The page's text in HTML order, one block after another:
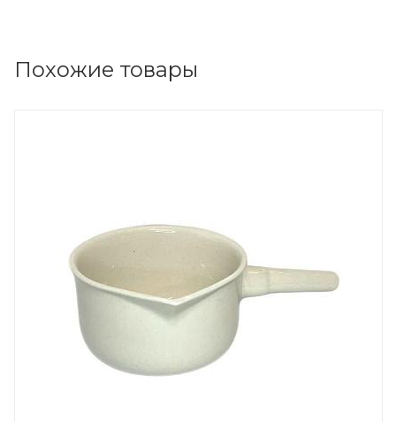
Похожие товары